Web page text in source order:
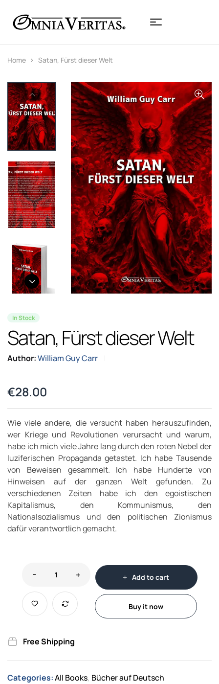
Home Satan, Fürst dieser Welt
In Stock
Satan, Fürst dieser Welt
Author:William Guy Carr
€28.00
Wie viele andere, die versucht haben herauszufinden,
wer Kriege und Revolutionen verursacht und warum,
habe ich mich viele Jahre lang durch den roten Nebel der
luziferischen Propaganda getastet. Ich habe Tausende
von Beweisen gesammelt. Ich habe Hunderte von
Hinweisen auf der ganzen Welt gefunden. Zu
verschiedenen Zeiten habe ich den egoistischen
Kapitalismus, den Kommunismus, den
Nationalsozialismus und den politischen Zionismus
dafür verantwortlich gemacht.
Add to cart
Buy it now
Free Shipping
Categories: All Books, Bücher auf Deutsch